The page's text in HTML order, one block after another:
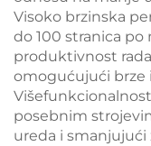
Visoko brzinska
do 100 stranica
produktivnost
omogućujući brze
posebnim
ureda i smanjujući